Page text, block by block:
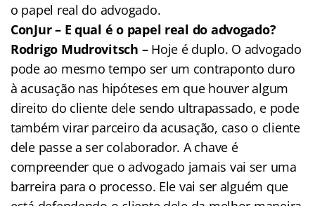
o papel real do advogado.
ConJur – E qual é o papel real do advogado?
Rodrigo Mudrovitsch –Hoje é duplo. O advogado
pode ao mesmo tempo ser um contraponto duro
à acusação nas hipóteses em que houver algum
direito do cliente dele sendo ultrapassado, e pode
também virar parceiro da acusação, caso o cliente
dele passe a ser colaborador. A chave é
compreender que o advogado jamais vai ser uma
barreira para o processo. Ele vai ser alguém que